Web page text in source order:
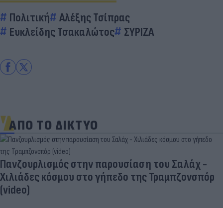
Πολιτική
Αλέξης Τσίπρας
Ευκλείδης Τσακαλώτος
ΣΥΡΙΖΑ
ΑΠΟ ΤΟ ΔΙΚΤΥΟ
Πανζουρλισμός στην παρουσίαση του Σαλάχ -
Χιλιάδες κόσμου στο γήπεδο της Τραμπζονσπόρ
(video)